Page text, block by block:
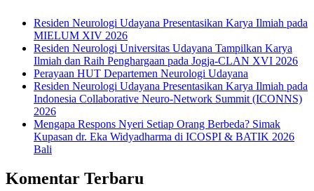
Residen Neurologi Udayana Presentasikan Karya Ilmiah pada
MIELUM XIV 2026
Residen Neurologi Universitas Udayana Tampilkan Karya
Ilmiah dan Raih Penghargaan pada Jogja-CLAN XVI 2026
Perayaan HUT Departemen Neurologi Udayana
Residen Neurologi Udayana Presentasikan Karya Ilmiah pada
Indonesia Collaborative Neuro-Network Summit (ICONNS)
2026
Mengapa Respons Nyeri Setiap Orang Berbeda? Simak
Kupasan dr. Eka Widyadharma di ICOSPI & BATIK 2026
Bali
Komentar Terbaru